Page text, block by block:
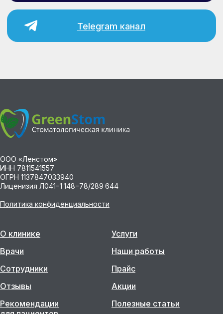
ООО «Ленстом»
ИНН 7811541557
ОГРН 1137847033940
Лиценизия Л041−1 148−78/289 644
Политика конфиденциальности
О клинике
Врачи
Сотрудники
Отзывы
Рекомендации
Услуги
Наши работы
Прайс
Акции
Полезные статьи